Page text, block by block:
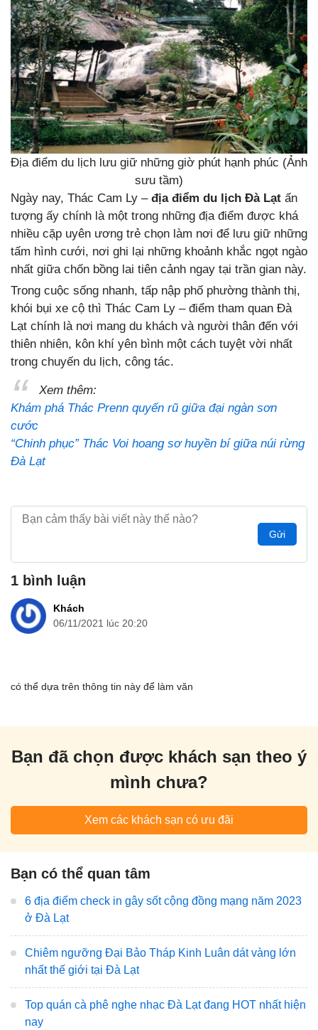
Địa điểm du lịch lưu giữ những giờ phút hạnh phúc (Ảnh
sưu tầm)
Ngày nay, Thác Cam Ly – địa điểm du lịch Đà Lạt ấn
tượng ấy chính là một trong những địa điểm được khá
nhiều cặp uyên ương trẻ chọn làm nơi để lưu giữ những
tấm hình cưới, nơi ghi lại những khoảnh khắc ngọt ngào
nhất giữa chốn bồng lai tiên cảnh ngay tại trần gian này.
Trong cuộc sống nhanh, tấp nập phố phường thành thị,
khói bụi xe cộ thì Thác Cam Ly – điểm tham quan Đà
Lạt chính là nơi mang du khách và người thân đến với
thiên nhiên, kôn khí yên bình một cách tuyệt vời nhất
trong chuyến du lịch, công tác.
Xem thêm:
Khám phá Thác Prenn quyến rũ giữa đại ngàn sơn
cước
“Chinh phục” Thác Voi hoang sơ huyền bí giữa núi rừng
Đà Lạt
Gửi
1 bình luận
Khách
06/11/2021 lúc 20:20
có thể dựa trên thông tin này để làm văn
Bạn đã chọn được khách sạn theo ý
mình chưa?
Xem các khách sạn có ưu đãi
Bạn có thể quan tâm
6 địa điểm check in gây sốt cộng đồng mạng năm 2023
ở Đà Lạt
Chiêm ngưỡng Đại Bảo Tháp Kinh Luân dát vàng lớn
nhất thế giới tại Đà Lạt
Top quán cà phê nghe nhạc Đà Lạt đang HOT nhất hiện
nay